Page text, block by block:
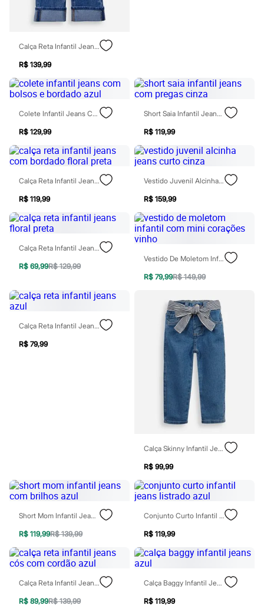
Saídas de praia
Personagens
Blusas e Camisetas
Casacos e Jaquetas
Jeans
Moda esportiva
Shorts e Saias
Vestidos
Masculino
Em alta
Inverno
Novidades
Bermudas
Camisas
Calças
Camisetas e Regatas
Casacos e Jaquetas
Jeans
Polos
Bolsas e Mochilas
Cintos
Carteiras
Óculos
Relógios
Calçados
Botas
Cuecas
Meias
Pijamas
Moda praia
Plus size
Blusas e Camisetas
Calças
Camisas
Jeans
Moda esportiva
Shorts e Bermudas
Calça Reta Infantil Jeans Barra Dobrada Azul
R$ 139,99
Colete Infantil Jeans Com Bolsos E Bordado Azul
R$ 129,99
Short Saia Infantil Jeans Com Pregas Cinza
R$ 119,99
Calça Reta Infantil Jeans Com Bordado Floral Preta
R$ 119,99
Vestido Juvenil Alcinha Jeans Curto Cinza
R$ 159,99
Calça Reta Infantil Jeans Floral Preta
R$ 69,99R$ 129,99
Vestido De Moletom Infantil Com Mini Corações Vinho
R$ 79,99R$ 149,99
Calça Reta Infantil Jeans Azul
R$ 79,99
Calça Skinny Infantil Jeans Com Cinto Faixa Azul
R$ 99,99
Short Mom Infantil Jeans Com Brilhos Azul
R$ 119,99R$ 139,99
Conjunto Curto Infantil Jeans Listrado Azul
R$ 119,99
Calça Reta Infantil Jeans Cós Com Cordão Azul
R$ 89,99R$ 139,99
Calça Baggy Infantil Jeans Azul
R$ 119,99